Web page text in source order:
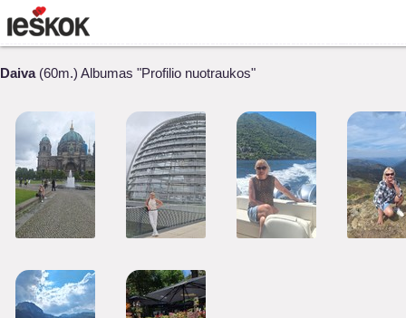
Daiva(60m.) Albumas "Profilio nuotraukos"